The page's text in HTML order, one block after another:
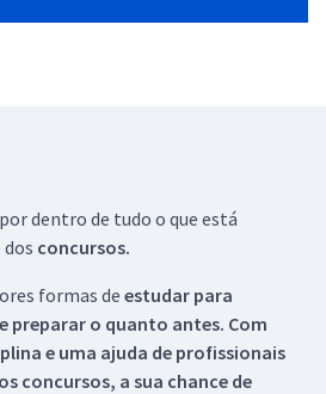
dentro de tudo o que está
concursos.
formas de estudar para
preparar o quanto antes. Com
e uma ajuda de profissionais
concursos, a sua chance de